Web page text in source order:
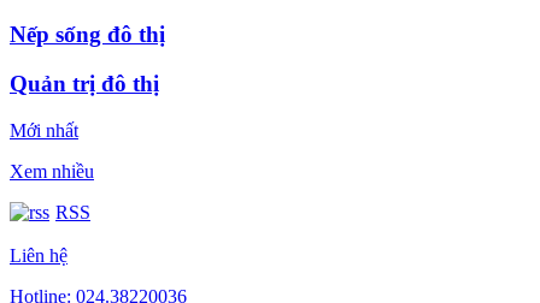
Nếp sống đô thị
Quản trị đô thị
Mới nhất
Xem nhiều
RSS
Liên hệ
Hotline: 024.38220036